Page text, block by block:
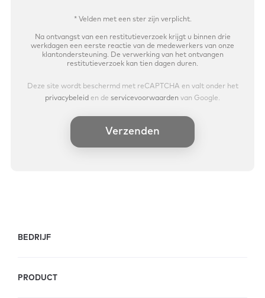
*Velden met een ster zijn verplicht.
Na ontvangst van een restitutieverzoek krijgt u binnen drie
werkdagen een eerste reactie van de medewerkers van onze
klantondersteuning. De verwerking van het ontvangen
restitutieverzoek kan tien dagen duren.
Deze site wordt beschermd met reCAPTCHA en valt onder het
privacybeleid en de servicevoorwaarden van Google.
Verzenden
BEDRIJF
PRODUCT